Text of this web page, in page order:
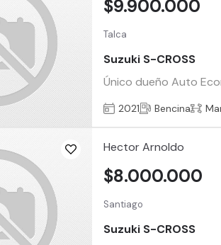
Talca
Suzuki S-CROSS
Único dueño Auto
$9.900.000
2021 Bencina
Hector Arnoldo
Santiago
Suzuki S-CROSS
$8.000.000